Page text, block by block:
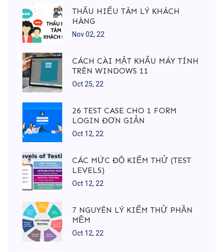
THẤU HIỂU TÂM LÝ KHÁCH
HÀNG
Nov 02, 22
CÁCH CÀI MẬT KHẨU MÁY TÍNH
TRÊN WINDOWS 11
Oct 25, 22
26 TEST CASE CHO 1 FORM
LOGIN ĐƠN GIẢN
Oct 12, 22
CÁC MỨC ĐỘ KIỂM THỬ (TEST
LEVELS)
Oct 12, 22
7 NGUYÊN LÝ KIỂM THỬ PHẦN
MỀM
Oct 12, 22